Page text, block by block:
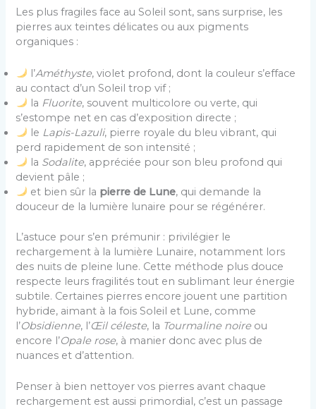
Les plus fragiles face au Soleil sont, sans surprise, les
pierres aux teintes délicates ou aux pigments
organiques :
l’Améthyste, violet profond, dont la couleur s’efface
au contact d’un Soleil trop vif ;
la Fluorite, souvent multicolore ou verte, qui
s’estompe net en cas d’exposition directe ;
le Lapis-Lazuli, pierre royale du bleu vibrant, qui
perd rapidement de son intensité ;
la Sodalite, appréciée pour son bleu profond qui
devient pâle ;
et bien sûr la pierre de Lune, qui demande la
douceur de la lumière lunaire pour se régénérer.
L’astuce pour s’en prémunir : privilégier le
rechargement à la lumière Lunaire, notamment lors
des nuits de pleine lune. Cette méthode plus douce
respecte leurs fragilités tout en sublimant leur énergie
subtile. Certaines pierres encore jouent une partition
hybride, aimant à la fois Soleil et Lune, comme
l’Obsidienne, l’Œil céleste, la Tourmaline noireou
encore l’Opale rose, à manier donc avec plus de
nuances et d’attention.
Penser à bien nettoyer vos pierres avant chaque
rechargement est aussi primordial, c’est un passage